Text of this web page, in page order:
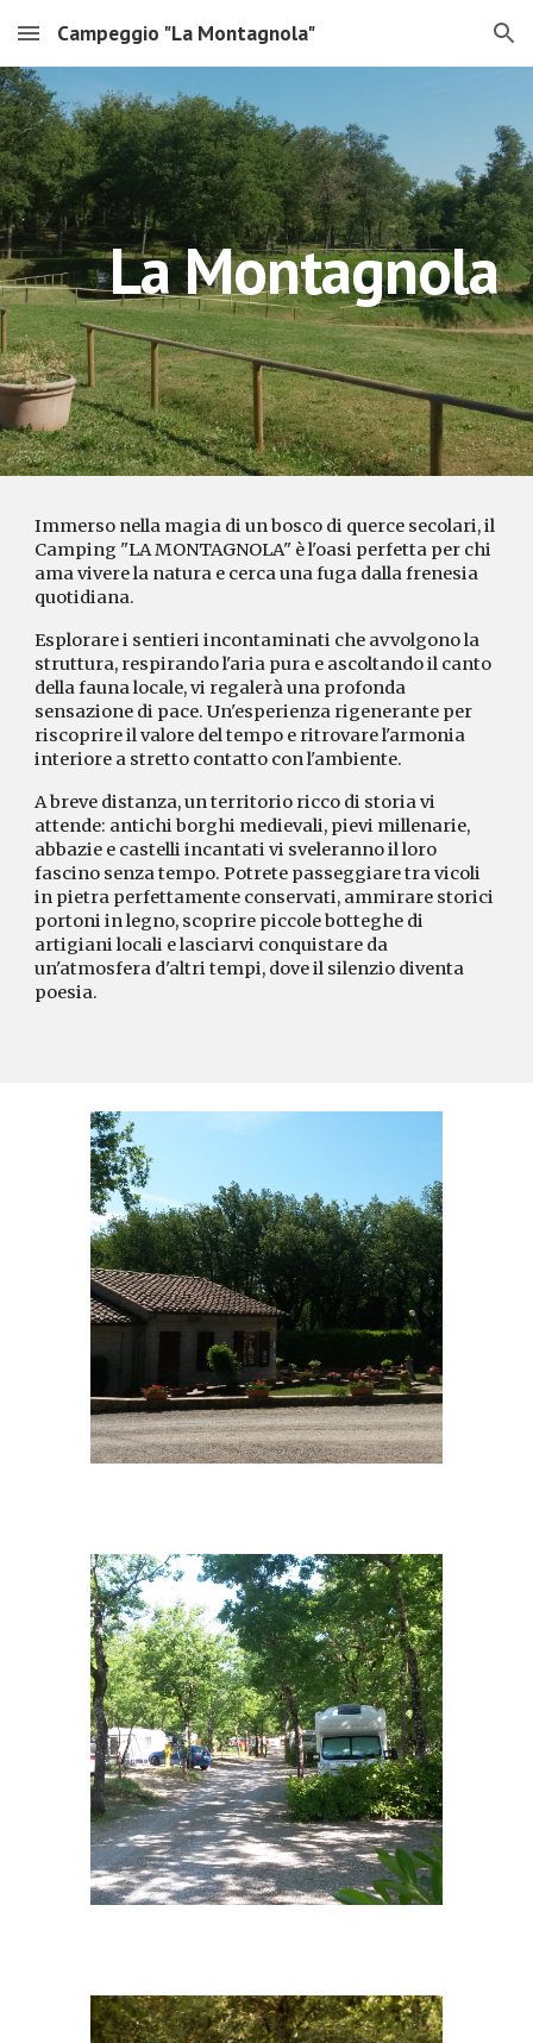
Skip to main content Skip to navigation
Campeggio "La Montagnola"
La Montagnola
Immerso nella magia di un bosco di querce secolari, il
Camping "LA MONTAGNOLA" è l'oasi perfetta per chi
ama vivere la natura e cerca una fuga dalla frenesia
quotidiana.
Esplorare i sentieri incontaminati che avvolgono la
struttura, respirando l'aria pura e ascoltando il canto
della fauna locale, vi regalerà una profonda
sensazione di pace. Un'esperienza rigenerante per
riscoprire il valore del tempo e ritrovare l'armonia
interiore a stretto contatto con l'ambiente.
A breve distanza, un territorio ricco di storia vi
attende: antichi borghi medievali, pievi millenarie,
abbazie e castelli incantati vi sveleranno il loro
fascino senza tempo. Potrete passeggiare tra vicoli
in pietra perfettamente conservati, ammirare storici
portoni in legno, scoprire piccole botteghe di
artigiani locali e lasciarvi conquistare da
un'atmosfera d'altri tempi, dove il silenzio diventa
poesia.